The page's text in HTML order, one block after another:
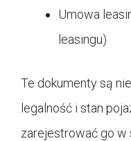
Umowa
leasingu)
Te dokumenty są
legalność i stan
zarejestrować go w